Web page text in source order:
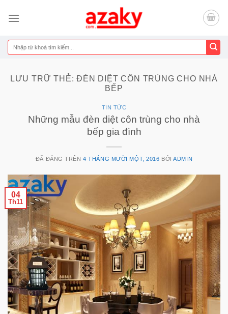
đến
dung
Tìm
kiếm:
LƯU TRỮ THẺ:ĐÈN DIỆT CÔN TRÙNG CHO NHÀ
BẾP
TIN TỨC
Những mẫu đèn diệt côn trùng cho nhà
bếp gia đình
ĐÃ ĐĂNG TRÊN4 THÁNG MƯỜI MỘT, 2016 BỞIADMIN
04
Th11